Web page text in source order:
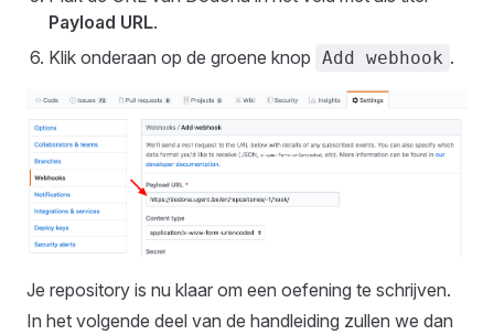
Payload URL.
Klik onderaan op de groene knop Add webhook .
Je repository is nu klaar om een oefening te schrijven.
In het volgende deel van de handleiding zullen we dan